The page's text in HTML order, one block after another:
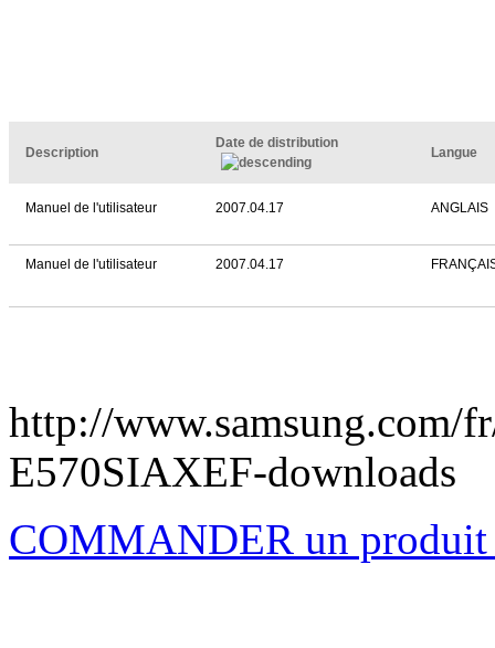
Description
Date de distribution
Langue
Manuel de l'utilisateur 2007.04.17 ANGLAIS
Manuel de l'utilisateur 2007.04.17
http://www.samsung.com/
E570SIAXEF-downloads
COMMANDER un